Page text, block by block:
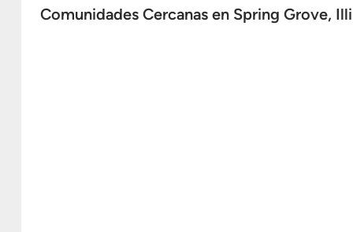
Comunidades Cercanas en Spring Grove,